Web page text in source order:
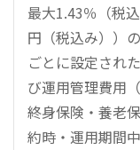
最大1.43％（税
円（税込み））
ごとに設定され
び運用管理費用
終身保険・養老
約時・運用期間